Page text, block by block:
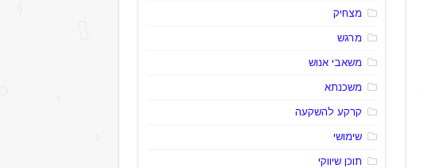
מצחיק
מרגש
משאבי אנוש
משכנתא
קרקע להשקעה
שימושי
תוכן שיווקי